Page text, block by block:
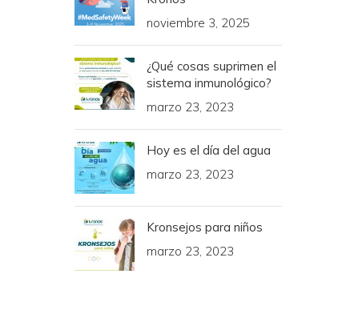
noviembre 3, 2025
¿Qué cosas suprimen el
sistema inmunológico?
marzo 23, 2023
Hoy es el día del agua
marzo 23, 2023
Kronsejos para niños
marzo 23, 2023